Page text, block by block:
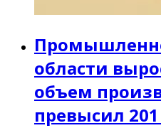
области
объем
превысил